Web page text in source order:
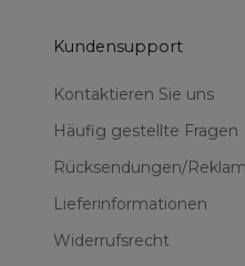
Kundensupport
Kontaktieren Sie uns
Häufig gestellte Fragen
Rücksendungen/
Lieferinformationen
Widerrufsrecht